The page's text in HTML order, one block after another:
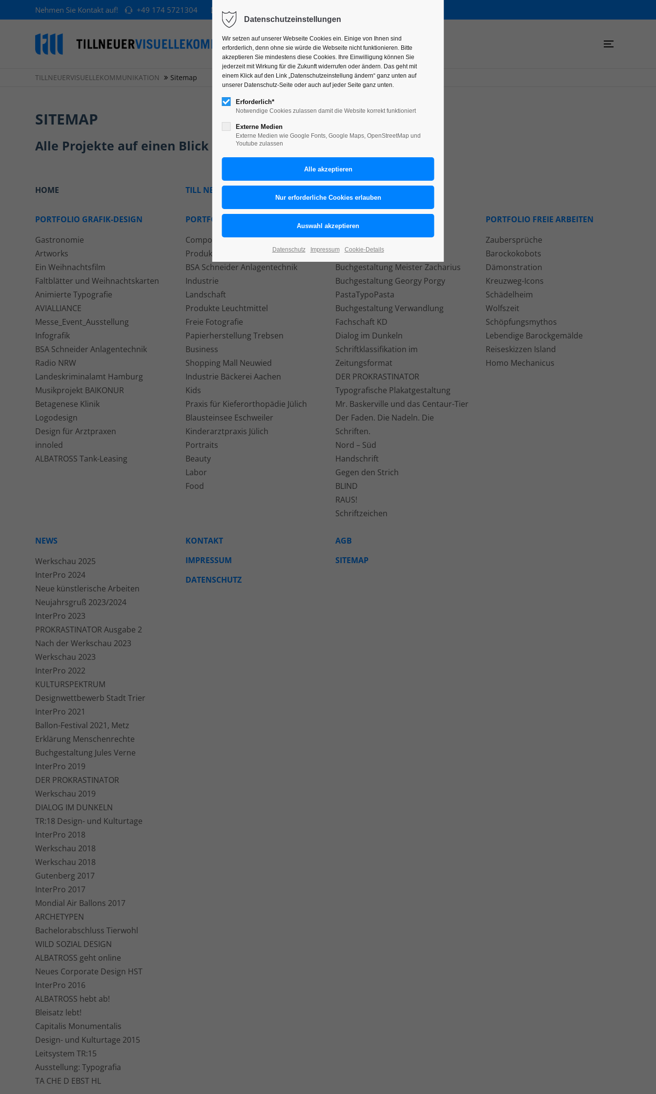
Nehmen Sie Kontakt auf! +49 174 5721304 hallo@tillneuer.de
TILLNEUERVISUELLEKOMMUNIKATION Sitemap
SITEMAP
Alle Projekte auf einen Blick
HOME TILL NEUER
PORTFOLIO GRAFIK-DESIGN
Gastronomie
Artworks
Ein Weihnachtsfilm
Faltblätter und Weihnachtskarten
Animierte Typografie
AVIALLIANCE
Messe_Event_Ausstellung
Infografik
BSA Schneider Anlagentechnik
Radio NRW
Landeskriminalamt Hamburg
Musikprojekt BAIKONUR
Betagenese Klinik
Logodesign
Design für Arztpraxen
innoled
ALBATROSS Tank-Leasing
PORTFOLIO FOTOGRAFIE
Composing/Postproduction
Produkte BSA
BSA Schneider Anlagentechnik
Industrie
Landschaft
Produkte Leuchtmittel
Freie Fotografie
Papierherstellung Trebsen
Business
Shopping Mall Neuwied
Industrie Bäckerei Aachen
Kids
Praxis für Kieferorthopädie Jülich
Blausteinsee Eschweiler
Kinderarztpraxis Jülich
Portraits
Beauty
Labor
Food
Menschenrechte
Bleisatz
Buchgestaltung Meister Zacharius
Buchgestaltung Georgy Porgy
PastaTypoPasta
Buchgestaltung Verwandlung
Fachschaft KD
Dialog im Dunkeln
Schriftklassifikation im
Zeitungsformat
DER PROKRASTINATOR
Typografische Plakatgestaltung
Mr. Baskerville und das Centaur-Tier
Der Faden. Die Nadeln. Die
Schriften.
Nord – Süd
Handschrift
Gegen den Strich
BLIND
RAUS!
Schriftzeichen
PORTFOLIO FREIE ARBEITEN
Zaubersprüche
Barockokobots
Dämonstration
Kreuzweg-Icons
Schädelheim
Wolfszeit
Schöpfungsmythos
Lebendige Barockgemälde
Reiseskizzen Island
Homo Mechanicus
NEWS
Werkschau 2025
InterPro 2024
Neue künstlerische Arbeiten
Neujahrsgruß 2023/2024
InterPro 2023
PROKRASTINATOR Ausgabe 2
Nach der Werkschau 2023
Werkschau 2023
InterPro 2022
KULTURSPEKTRUM
Design­wettbewerb Stadt Trier
InterPro 2021
Ballon-Festival 2021, Metz
Erklärung Menschenrechte
Buchgestaltung Jules Verne
InterPro 2019
DER PROKRASTINATOR
Werkschau 2019
DIALOG IM DUNKELN
TR:18 ­Design- und Kulturtage
InterPro 2018
Werkschau 2018
Werkschau 2018
Gutenberg 2017
InterPro 2017
Mondial Air Ballons 2017
ARCHETYPEN
Bachelorabschluss Tierwohl
WILD SOZIAL DESIGN
ALBATROSS geht online
Neues Corporate Design HST
InterPro 2016
ALBATROSS hebt ab!
Bleisatz lebt!
Capitalis Monumentalis
Design- und Kulturtage 2015
Leitsystem TR:15
Ausstellung: Typografia
TA CHE D EBST HL
KONTAKT
IMPRESSUM
DATENSCHUTZ
AGB
SITEMAP
Datenschutzeinstellungen
Wir setzen auf unserer Webseite Cookies ein. Einige von Ihnen sind
erforderlich, denn ohne sie würde die Webseite nicht funktionieren. Bitte
akzeptieren Sie mindestens diese Cookies. Ihre Einwilligung können Sie
jederzeit mit Wirkung für die Zukunft widerrufen oder ändern. Das geht mit
einem Klick auf den Link „Datenschutzeinstellung ändern“ ganz unten auf
unserer Datenschutz-Seite oder auch auf jeder Seite ganz unten.
Erforderlich*
Notwendige Cookies zulassen damit die Website korrekt funktioniert
Externe Medien
Externe Medien wie Google Fonts, Google Maps, OpenStreetMap und
Youtube zulassen
Datenschutz Impressum Cookie-Details